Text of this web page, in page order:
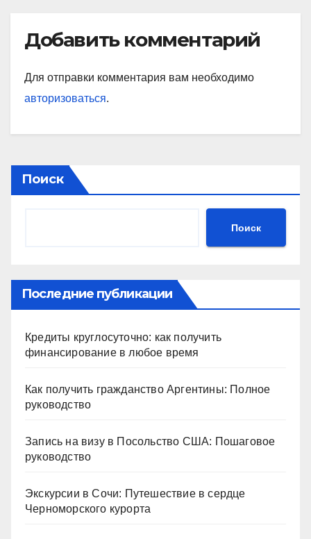
Добавить комментарий
Для отправки комментария вам необходимо
авторизоваться.
Поиск
Поиск
Последние публикации
Кредиты круглосуточно: как получить
финансирование в любое время
Как получить гражданство Аргентины: Полное
руководство
Запись на визу в Посольство США: Пошаговое
руководство
Экскурсии в Сочи: Путешествие в сердце
Черноморского курорта